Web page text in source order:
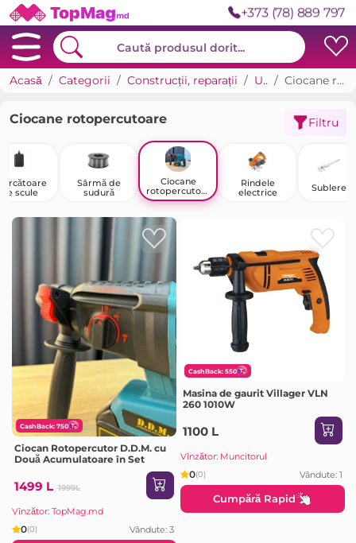
+373 (78) 889 797
Acasă Categorii Construcții, reparații Unelte Ciocane rotopercutoare
Ciocane rotopercutoare Filtru
de scule
Sârmă de
sudură
Ciocane
rotopercutoar
e
Rindele
electrice
Sublere
CashBack: 750
Ciocan Rotopercutor D.D.M. cu
Două Acumulatoare în Set
1499 L 1999L
Vînzător: TopMag.md
0(0) Vândute: 3
CashBack: 550
Masina de gaurit Villager VLN
260 1010W
1100 L
Vînzător: Muncitorul
0(0) Vândute: 1
Cumpără Rapid